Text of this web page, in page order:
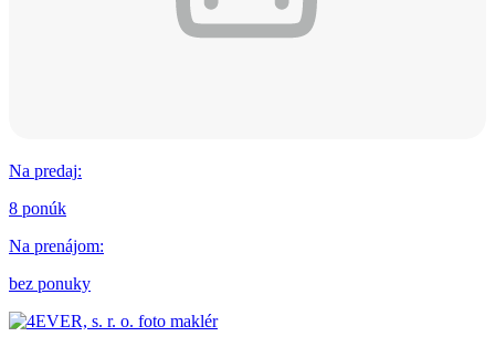
Na predaj:
8 ponúk
Na prenájom:
bez ponuky